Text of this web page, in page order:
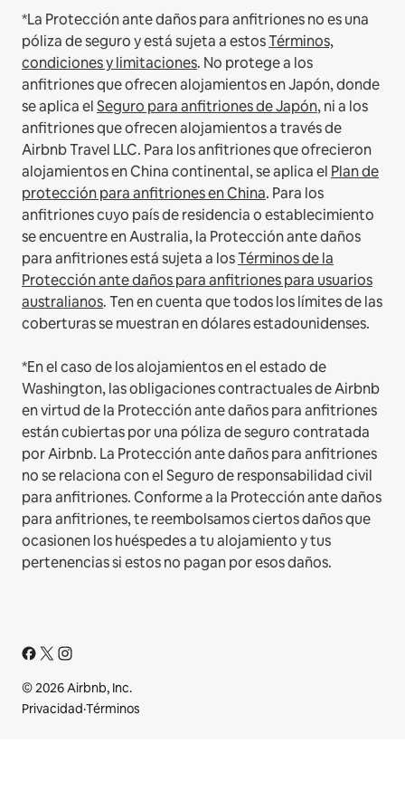
*La Protección ante daños para anfitriones no es una
póliza de seguro y está sujeta a estosTérminos,
condiciones y limitaciones. No protege a los
anfitriones que ofrecen alojamientos en Japón, donde
se aplica elSeguro para anfitriones de Japón, ni a los
anfitriones que ofrecen alojamientos a través de
Airbnb Travel LLC. Para los anfitriones que ofrecieron
alojamientos en China continental, se aplica el Plan de
protección para anfitriones en China. Para los
anfitriones cuyo país de residencia o establecimiento
se encuentre en Australia, la Protección ante daños
para anfitriones está sujeta a losTérminos de la
Protección ante daños para anfitriones para usuarios
australianos. Ten en cuenta que todos los límites de las
coberturas se muestran en dólares estadounidenses.
*En el caso de los alojamientos en el estado de
Washington, las obligaciones contractuales de Airbnb
en virtud de la Protección ante daños para anfitriones
están cubiertas por una póliza de seguro contratada
por Airbnb. La Protección ante daños para anfitriones
no se relaciona con el Seguro de responsabilidad civil
para anfitriones. Conforme a la Protección ante daños
para anfitriones, te reembolsamos ciertos daños que
ocasionen los huéspedes a tu alojamiento y tus
pertenencias si estos no pagan por esos daños.
© 2026 Airbnb, Inc.
Privacidad·Términos